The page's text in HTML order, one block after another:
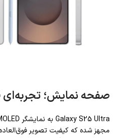
صفحه نمایش؛ تجربه‌ای
مجهز شده که کیفیت تصویر